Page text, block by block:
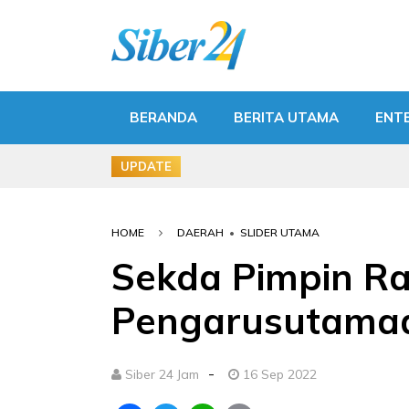
BERANDA BERITA UTAMA
UPDATE
HOME DAERAH • SLIDER UTAMA
Sekda Pimpin
Siber 24 Jam - 16 Sep 2022